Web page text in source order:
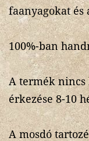
faanyagokat
100%-ban
A termék nincs
érkezése 8-10
A mosdó